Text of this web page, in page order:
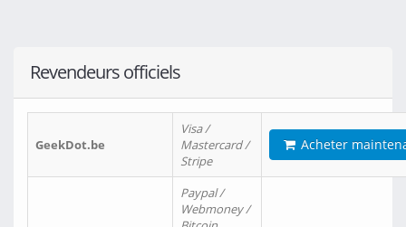
Revendeurs officiels
GeekDot.be
Visa /
Mastercard /
Stripe
Acheter
Paypal /
Webmoney /